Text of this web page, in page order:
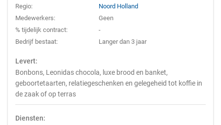
Regio:
Noord Holland
Medewerkers:
Geen
% tijdelijk contract:
-
Bedrijf bestaat:
Langer dan 3 jaar
Levert:
Bonbons, Leonidas chocola, luxe brood en banket,
geboortetaarten, relatiegeschenken en gelegeheid tot koffie in
de zaak of op terras
Diensten: